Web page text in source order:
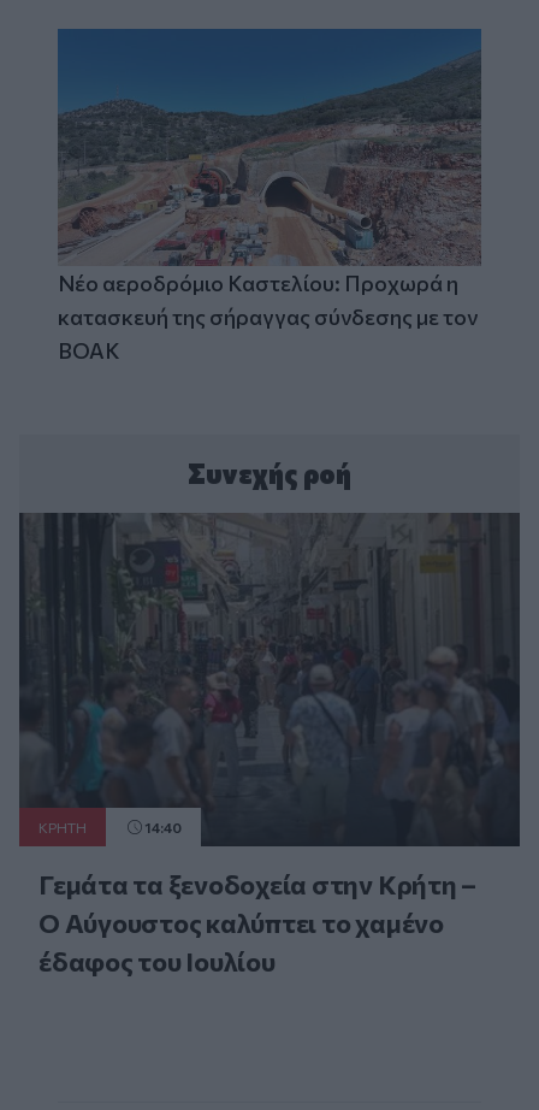
Νέο αεροδρόμιο Καστελίου: Προχωρά η
κατασκευή της σήραγγας σύνδεσης με τον
ΒΟΑΚ
Συνεχής ροή
ΚΡΗΤΗ 14:40
Γεμάτα τα ξενοδοχεία στην Κρήτη –
Ο Αύγουστος καλύπτει το χαμένο
έδαφος του Ιουλίου